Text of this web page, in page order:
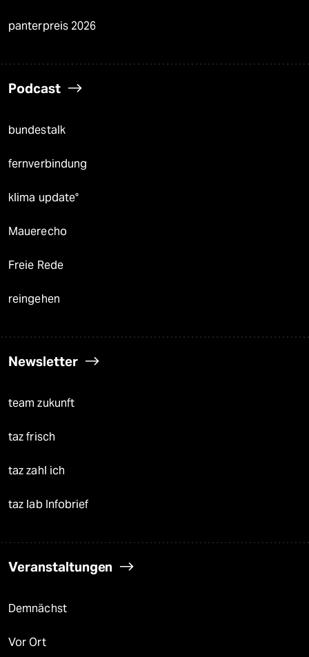
panterpreis 2026
Podcast
bundestalk
fernverbindung
klima update°
Mauerecho
Freie Rede
reingehen
Newsletter
team zukunft
taz frisch
taz zahl ich
taz lab Infobrief
Veranstaltungen
Demnächst
Vor Ort